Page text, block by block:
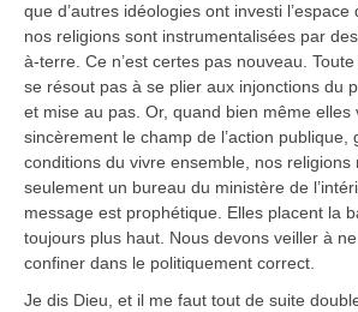
que d’autres idéologies ont investi l’espace
nos religions sont instrumentalisées par
à-terre. Ce n’est certes pas nouveau.
se résout pas à se plier aux injonctions du
et mise au pas. Or, quand bien même elles
sincèrement le champ de l’action publique,
conditions du vivre ensemble, nos religions
seulement un bureau du ministère de
message est prophétique. Elles placent la
toujours plus haut. Nous devons veiller à
confiner dans le politiquement correct.
Je dis Dieu, et il me faut tout de suite